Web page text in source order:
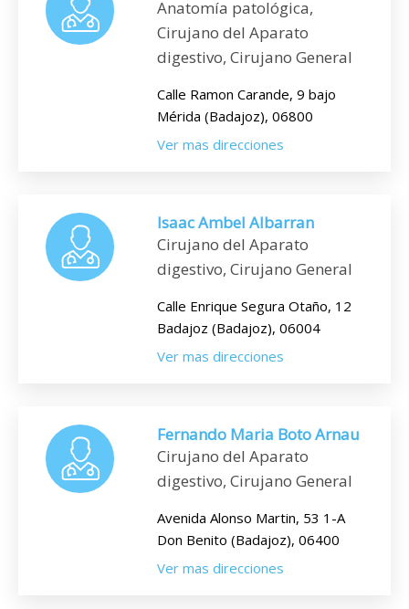
Anatomía patológica,
Cirujano del Aparato
digestivo, Cirujano General
Calle Ramon Carande, 9 bajo
Mérida (Badajoz), 06800
Ver mas direcciones
Isaac Ambel Albarran
Cirujano del Aparato
digestivo, Cirujano General
Calle Enrique Segura Otaño, 12
Badajoz (Badajoz), 06004
Ver mas direcciones
Fernando Maria Boto Arnau
Cirujano del Aparato
digestivo, Cirujano General
Avenida Alonso Martin, 53 1-A
Don Benito (Badajoz), 06400
Ver mas direcciones